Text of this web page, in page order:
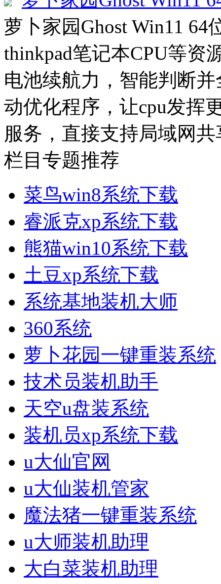
萝卜家园Ghost Win11 64
thinkpad笔记本CPU等资
电池续航力，智能判断
动优化程序，让cpu发挥
服务，直接支持局域网
栏目专题推荐
菜鸟win8系统下载
睿派克xp系统下载
熊猫win10系统下载
土豆xp系统下载
系统基地装机大师
360系统
萝卜花园一键重装系统
技术员装机助手
天空u盘装系统
装机员xp系统下载
u大仙官网
u大仙装机管家
魔法猪一键重装系统
u大师装机助理
大白菜装机助理